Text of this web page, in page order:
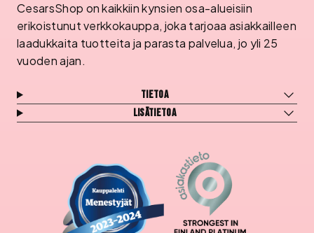
CesarsShop on kaikkiin kynsien osa-alueisiin
erikoistunut verkkokauppa, joka tarjoaa asiakkailleen
laadukkaita tuotteita ja parasta palvelua, jo yli 25
vuoden ajan.
Tietoa
Lisätietoa